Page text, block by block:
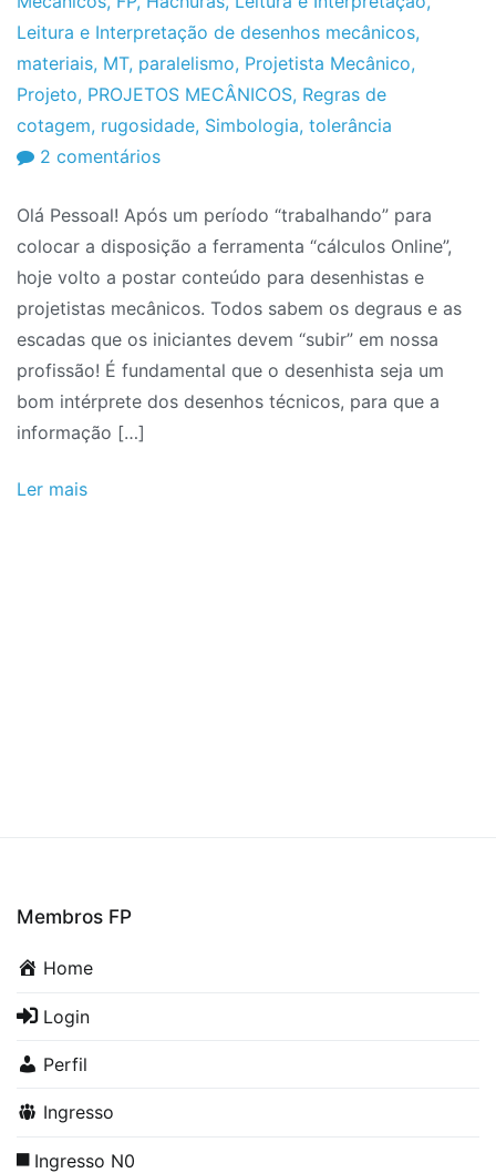
2010
Leitura e Interpretação de desenhos mecânicos,
materiais, MT, paralelismo, Projetista Mecânico,
Projeto, PROJETOS MECÂNICOS, Regras de
cotagem, rugosidade, Simbologia, tolerância
2 comentáriosem
e
Interpretação
de
Desenho
Técnico
Mecânico
Olá Pessoal! Após um período “trabalhando” para
colocar a disposição a ferramenta “cálculos Online”,
hoje volto a postar conteúdo para desenhistas e
projetistas mecânicos. Todos sabem os degraus e as
escadas que os iniciantes devem “subir” em nossa
profissão! É fundamental que o desenhista seja um
bom intérprete dos desenhos técnicos, para que a
informação […]
Ler mais
Membros FP
Home
Login
Perfil
Ingresso
Ingresso N0